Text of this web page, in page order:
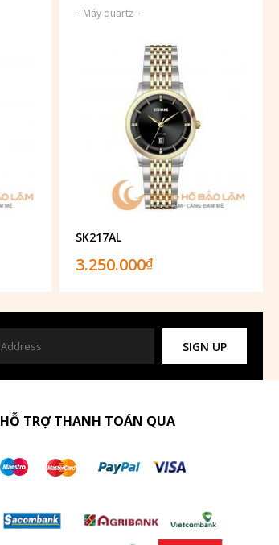
- Máy quartz -
SK217AL
3.250.000₫
SIGN UP
HỖ TRỢ THANH TOÁN QUA